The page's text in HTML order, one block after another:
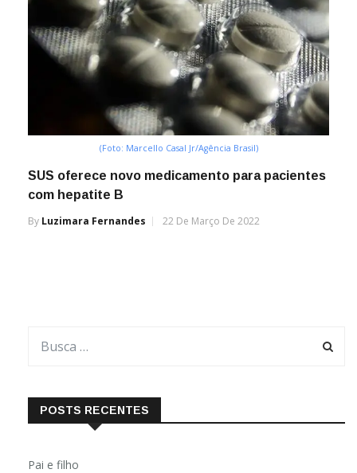
(Foto: Marcello Casal Jr/Agência Brasil)
SUS oferece novo medicamento para pacientes
com hepatite B
By Luzimara Fernandes 22 De Março De 2022
POSTS RECENTES
Pai e filho